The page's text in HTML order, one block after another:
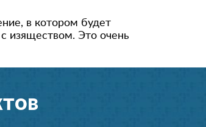
в котором будет
изяществом. Это очень